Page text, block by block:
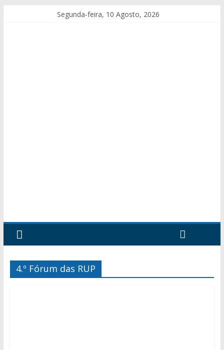
Segunda-feira, 10 Agosto, 2026
4.º Fórum das RUP